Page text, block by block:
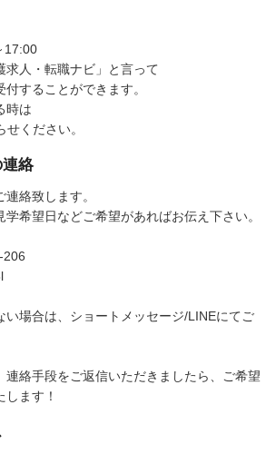
17:00
求人・転職ナビ」と言って
することができます。
時は
ください。
絡
絡致します。
希望日などご希望があればお伝え下さい。
206
場合は、ショートメッセージ/LINEにてご
連絡手段をご返信いただきましたら、ご希望
ます！